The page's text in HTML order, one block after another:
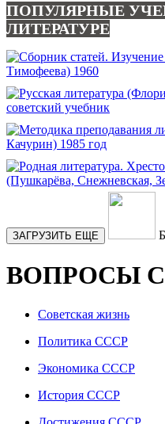
ПОПУЛЯРНЫЕ
ЛИТЕРАТУРЕ
ЗАГРУЗИТЬ ЕЩЕ
ВОПРОСЫ
Советская жизнь
Политика СССР
Экономика СССР
История СССР